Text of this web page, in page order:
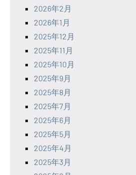
2026年2月
2026年1月
2025年12月
2025年11月
2025年10月
2025年9月
2025年8月
2025年7月
2025年6月
2025年5月
2025年4月
2025年3月